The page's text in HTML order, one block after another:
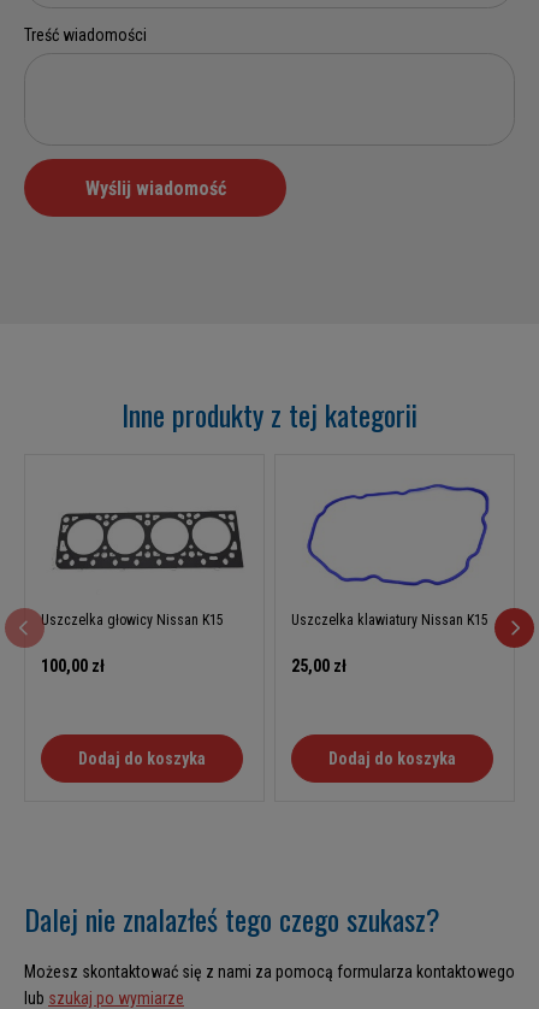
Inne produkty z tej kategorii
Uszczelka głowicy Nissan K15
100,00 zł
Dodaj do koszyka
Uszczelka klawiatury Nissan K15
25,00 zł
Dodaj do koszyka
Dalej nie znalazłeś tego czego szukasz?
Możesz skontaktować się z nami za pomocą formularza kontaktowego
lub szukaj po wymiarze